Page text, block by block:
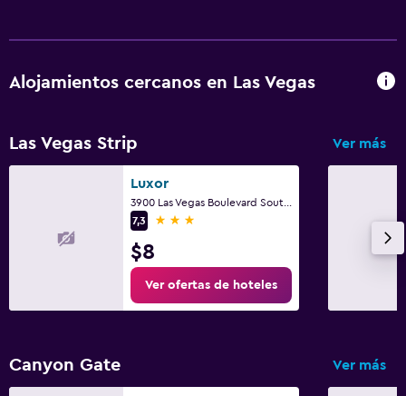
Alojamientos cercanos en Las Vegas
Las Vegas Strip Ver más
Luxor
7,3
3 estrellas
$8
Ver ofertas de hoteles
Canyon Gate Ver más